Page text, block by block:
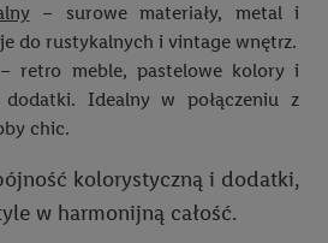
– surowe materiały, metal i
do rustykalnych i vintage wnętrz.
– retro meble, pastelowe kolory i
dodatki. Idealny w połączeniu z
chic.
kolorystyczną i dodatki,
w harmonijną całość.
statystyk lub łączenia danych
i ulepszanie ofert, pomiar
ograniczonych danych do
profili do doboru
tworzenie profili na potrzeby
końcowym.
geolokalizacyjnych.